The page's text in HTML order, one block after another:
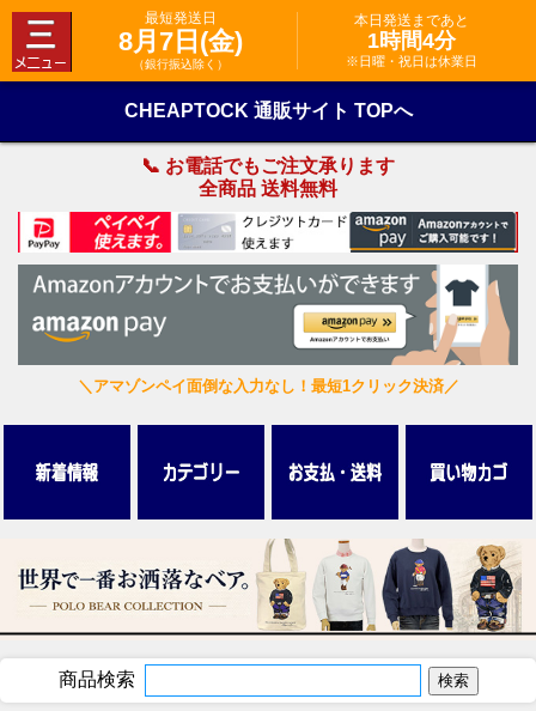
最短発送日
8月7日(金)
（銀行振込除く）
本日発送まであと
1時間4分
※日曜・祝日は休業日
CHEAPTOCK 通販サイト TOPへ
📞 お電話でもご注文承ります
全商品 送料無料
＼アマゾンペイ面倒な入力なし！最短1クリック決済／
商品検索